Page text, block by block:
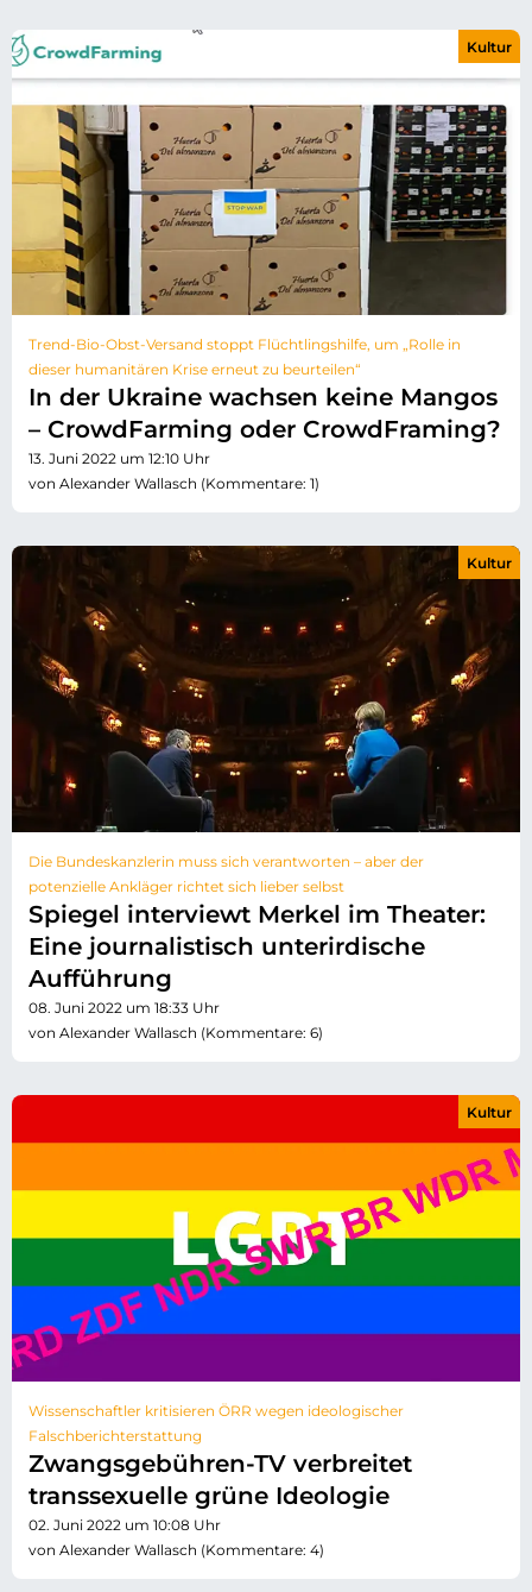
Trend-Bio-Obst-Versand stoppt Flüchtlingshilfe, um „Rolle in
dieser humanitären Krise erneut zu beurteilen“
In der Ukraine wachsen keine Mangos
– CrowdFarming oder CrowdFraming?
13. Juni 2022 um 12:10 Uhr
von Alexander Wallasch (Kommentare: 1)
Kultur
Die Bundeskanzlerin muss sich verantworten – aber der
potenzielle Ankläger richtet sich lieber selbst
Spiegel interviewt Merkel im Theater:
Eine journalistisch unterirdische
Aufführung
08. Juni 2022 um 18:33 Uhr
von Alexander Wallasch (Kommentare: 6)
Kultur
Wissenschaftler kritisieren ÖRR wegen ideologischer
Falschberichterstattung
Zwangsgebühren-TV verbreitet
transsexuelle grüne Ideologie
02. Juni 2022 um 10:08 Uhr
von Alexander Wallasch (Kommentare: 4)
Kultur